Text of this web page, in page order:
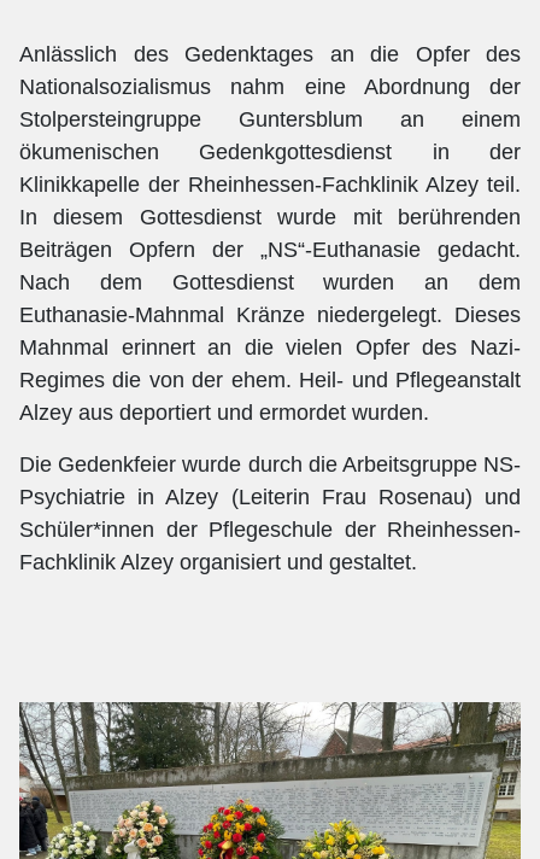
Anlässlich des Gedenktages an die Opfer des
Nationalsozialismus nahm eine Abordnung der
Stolpersteingruppe Guntersblum an einem
ökumenischen Gedenkgottesdienst in der
Klinikkapelle der Rheinhessen-Fachklinik Alzey teil.
In diesem Gottesdienst wurde mit berührenden
Beiträgen Opfern der „NS“-Euthanasie gedacht.
Nach dem Gottesdienst wurden an dem
Euthanasie-Mahnmal Kränze niedergelegt. Dieses
Mahnmal erinnert an die vielen Opfer des Nazi-
Regimes die von der ehem. Heil- und Pflegeanstalt
Alzey aus deportiert und ermordet wurden.
Die Gedenkfeier wurde durch die Arbeitsgruppe NS-
Psychiatrie in Alzey (Leiterin Frau Rosenau) und
Schüler*innen der Pflegeschule der Rheinhessen-
Fachklinik Alzey organisiert und gestaltet.